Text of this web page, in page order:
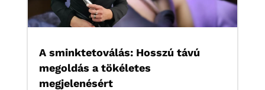
A sminktetoválás: Hosszú távú
megoldás a tökéletes
megjelenésért